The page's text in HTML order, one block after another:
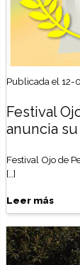
Publicada el 12-
Festival
anuncia
Festival Ojo de
[…]
Leer más